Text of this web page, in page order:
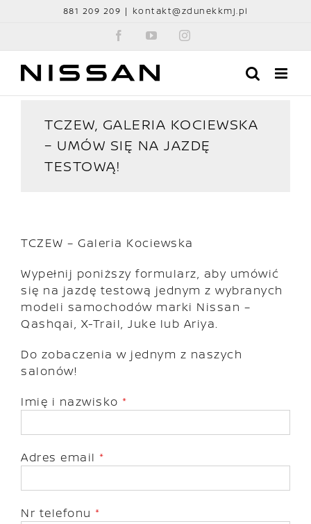
881 209 209 | kontakt@zdunekkmj.pl
FacebookYouTube
TCZEW, GALERIA KOCIEWSKA
– UMÓW SIĘ NA JAZDĘ
TESTOWĄ!
TCZEW – Galeria Kociewska
Wypełnij poniższy formularz, aby umówić
się na jazdę testową jednym z wybranych
modeli samochodów marki Nissan –
Qashqai, X-Trail, Juke lub Ariya.
Do zobaczenia w jednym z naszych
salonów!
Imię i nazwisko *
Adres email *
Nr telefonu *